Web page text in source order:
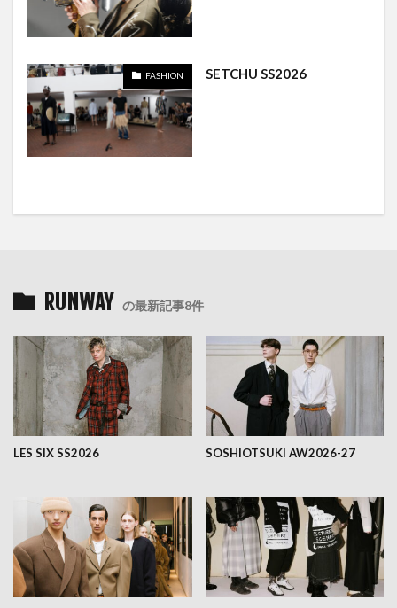
FASHION SETCHU SS2026
RUNWAY の最新記事8件
LES SIX SS2026 SOSHIOTSUKI AW2026-27